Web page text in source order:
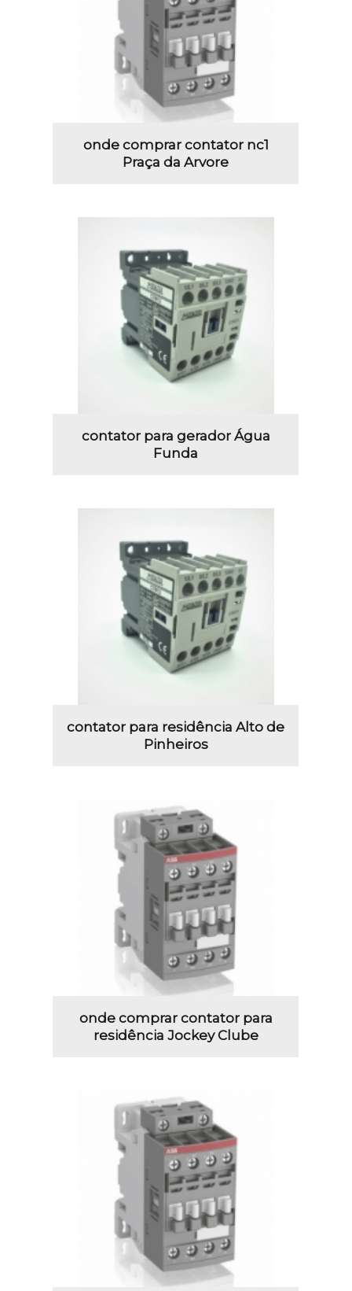
onde comprar contator nc1
Praça da Arvore
contator para gerador Água
Funda
contator para residência Alto de
Pinheiros
onde comprar contator para
residência Jockey Clube